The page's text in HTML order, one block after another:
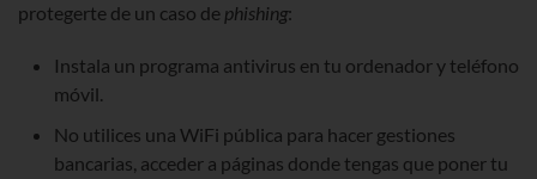
protegerte de un caso de phishing:
Instala un programa antivirus en tu ordenador y teléfono
móvil.
No utilices una WiFi pública para hacer gestiones
bancarias, acceder a páginas donde tengas que poner tu